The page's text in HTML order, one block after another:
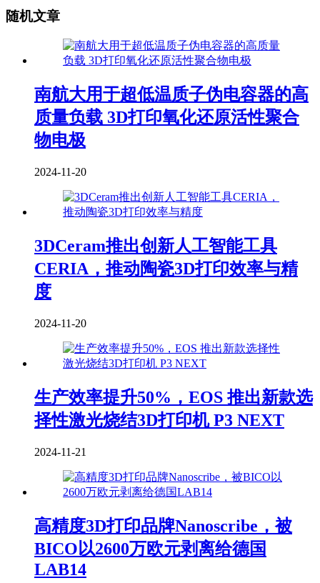
随机文章
南航大用于超低温质子伪电容器的高
质量负载 3D打印氧化还原活性聚合
物电极
2024-11-20
3DCeram推出创新人工智能工具
CERIA，推动陶瓷3D打印效率与精
度
2024-11-20
生产效率提升50%，EOS 推出新款选
择性激光烧结3D打印机 P3 NEXT
2024-11-21
高精度3D打印品牌Nanoscribe，被
BICO以2600万欧元剥离给德国
LAB14